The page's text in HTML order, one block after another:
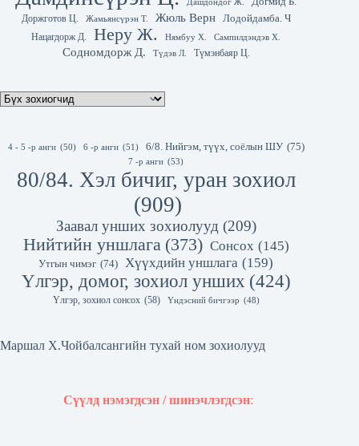
Доржготов Ц.
Жамьянсүрэн Т. Жюль Верн Лодойдамба. Ч
Нацагдорж Д. Неру Ж. Нямбуу Х. Сампилдэндэв Х.
Содномдорж Д. Түдэв Л. Түмэнбаяр Ц.
4 - 5 -р анги (50) 6 -р анги (51) 6/8. Нийгэм, түүх, соёлын ШУ (75)
7 -р анги (53)
80/84. Хэл бичиг, уран зохиол
(909)
Заавал унших зохиолууд (209)
Нийтийн уншлага (373) Сонсох (145)
Утгын чимэг (74) Хүүхдийн уншлага (159)
Үлгэр, домог, зохиол унших (424)
Үлгэр, зохиол сонсох (58) Үндэсний бичгээр (48)
Маршал Х.Чойбалсангийн тухай ном зохиолууд
Сүүлд нэмэгдсэн / шинэчлэгдсэн: